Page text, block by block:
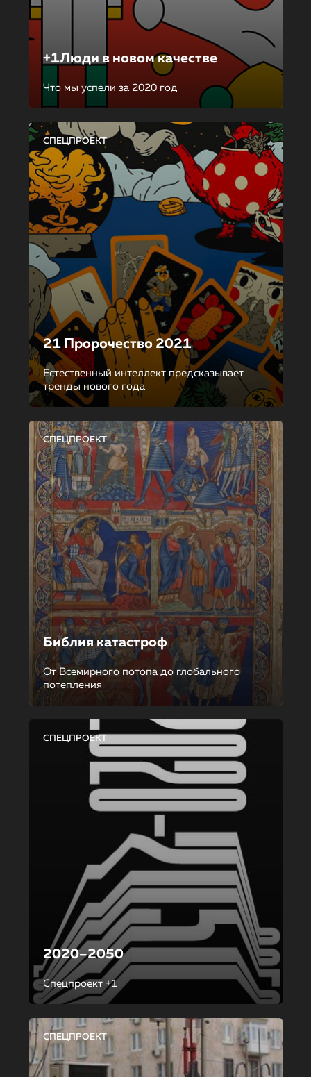
+1Люди в новом качестве
Что мы успели за 2020 год
СПЕЦПРОЕКТ
21 Пророчество 2021
Естественный интеллект предсказывает
тренды нового года
СПЕЦПРОЕКТ
Библия катастроф
От Всемирного потопа до глобального
потепления
СПЕЦПРОЕКТ
2020–2050
Спецпроект +1
СПЕЦПРОЕКТ